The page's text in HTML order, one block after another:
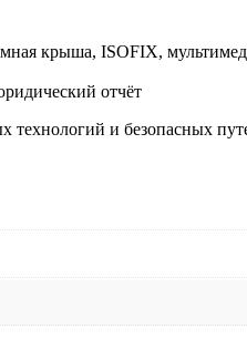
крыша, ISOFIX,
отчёт
и безопасных